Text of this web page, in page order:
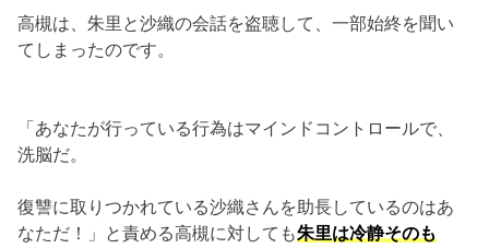
高槻は、朱里と沙織の会話を盗聴して、一部始終を聞い
てしまったのです。
「あなたが行っている行為はマインドコントロールで、
洗脳だ。
復讐に取りつかれている沙織さんを助長しているのはあ
なただ！」と責める高槻に対しても朱里は冷静そのも